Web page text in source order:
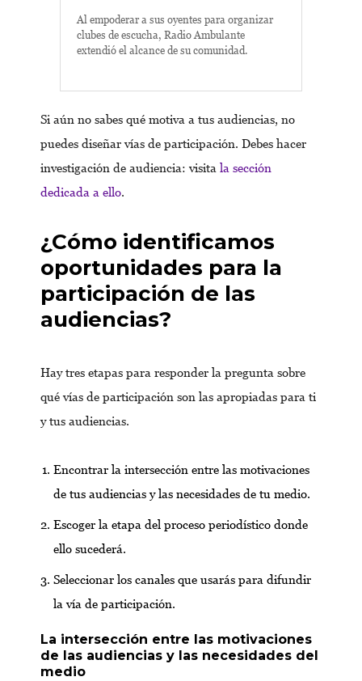
Al empoderar a sus oyentes para organizar
clubes de escucha, Radio Ambulante
extendió el alcance de su comunidad.
Si aún no sabes qué motiva a tus audiencias, no
puedes diseñar vías de participación. Debes hacer
investigación de audiencia: visita la sección
dedicada a ello.
¿Cómo identificamos
oportunidades para la
participación de las
audiencias?
Hay tres etapas para responder la pregunta sobre
qué vías de participación son las apropiadas para ti
y tus audiencias.
Encontrar la intersección entre las motivaciones
de tus audiencias y las necesidades de tu medio.
Escoger la etapa del proceso periodístico donde
ello sucederá.
Seleccionar los canales que usarás para difundir
la vía de participación.
La intersección entre las motivaciones
de las audiencias y las necesidades del
medio